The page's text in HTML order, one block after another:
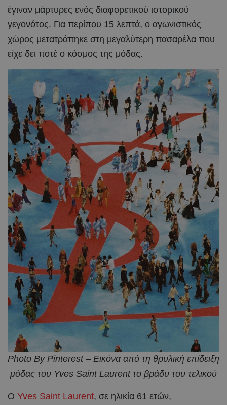
έγιναν μάρτυρες ενός διαφορετικού ιστορικού
γεγονότος. Για περίπου 15 λεπτά, ο αγωνιστικός
χώρος μετατράπηκε στη μεγαλύτερη πασαρέλα που
είχε δει ποτέ ο κόσμος της μόδας.
Photo By Pinterest – Eικόνα από τη θρυλική επίδειξη
μόδας του Yves Saint Laurent το βράδυ του τελικού
Ο Yves Saint Laurent, σε ηλικία 61 ετών,